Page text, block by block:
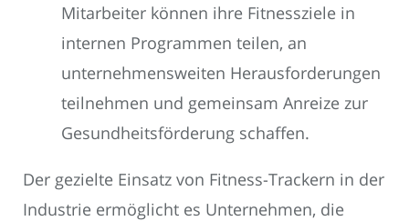
Mitarbeiter können ihre Fitnessziele in
internen Programmen teilen, an
unternehmensweiten Herausforderungen
teilnehmen und gemeinsam Anreize zur
Gesundheitsförderung schaffen.
Der gezielte Einsatz von Fitness-Trackern in der
Industrie ermöglicht es Unternehmen, die